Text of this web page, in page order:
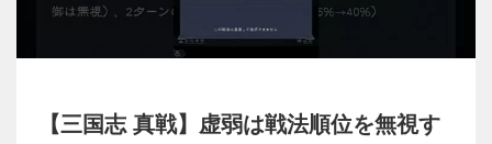
【三国志 真戦】虚弱は戦法順位を無視す